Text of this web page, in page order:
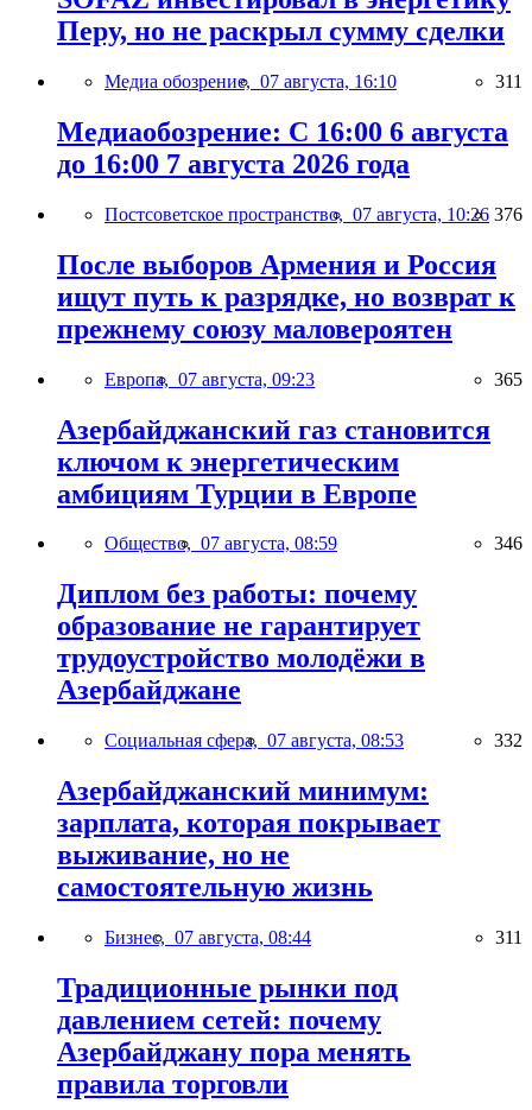
Перу, но не раскрыл сумму сделки
Медиа обозрение, 07 августа, 16:10 311
Медиаобозрение: С 16:00 6 августа
до 16:00 7 августа 2026 года
Постсоветское пространство, 07 августа, 10:26 376
После выборов Армения и Россия
ищут путь к разрядке, но возврат к
прежнему союзу маловероятен
Европа, 07 августа, 09:23 365
Азербайджанский газ становится
ключом к энергетическим
амбициям Турции в Европе
Общество, 07 августа, 08:59 346
Диплом без работы: почему
образование не гарантирует
трудоустройство молодёжи в
Азербайджане
Социальная сфера, 07 августа, 08:53 332
Азербайджанский минимум:
зарплата, которая покрывает
выживание, но не
самостоятельную жизнь
Бизнес, 07 августа, 08:44 311
Традиционные рынки под
давлением сетей: почему
Азербайджану пора менять
правила торговли